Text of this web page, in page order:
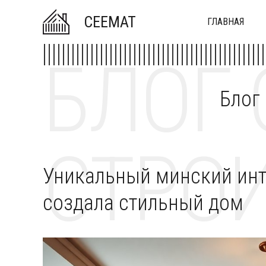
CEEMAT ГЛАВНАЯ
БЛОГ
Уникальный минский
создала стильный дом